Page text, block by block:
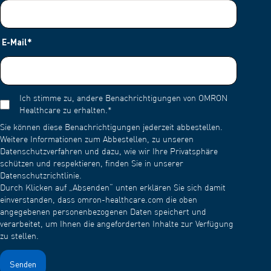
gereinigt werden. Wischen Sie das Gehäuse ab und trocknen Sie
Der Luftfilter sollte nicht gewaschen werden. Sollte er nass
vermeiden.
Speziell bei einem Netzvernebler: Die Netzkappe sollte nach
jedem Gebrauch gereinigt werden:
Füllen Sie den Medikamentenbehälter mit Wasser und
vernebeln Sie das Wasser. Um zu verhindern, dass das
Medikament nach dem Gebrauch eintrocknet und am Netz
haften bleibt, vernebeln Sie das Wasser 1 bis 2 Minuten
lang.
Waschen Sie dann die Netzkappe mit einem milden
(neutralen) Reinigungsmittel und spülen Sie sie mit klarem
Wasser ab. Lassen Sie sie an einem sauberen Ort an der
Luft trocknen.
E-Mail*
Ich stimme zu, andere Benachrichtigungen von OMRON
Healthcare zu erhalten.*
Sie können diese Benachrichtigungen jederzeit abbestellen.
Weitere Informationen zum Abbestellen, zu unseren
Datenschutzverfahren und dazu, wie wir Ihre Privatsphäre
schützen und respektieren, finden Sie in unserer
Datenschutzrichtlinie.
Durch Klicken auf „Absenden“ unten erklären Sie sich damit
einverstanden, dass omron-healthcare.com die oben
angegebenen personenbezogenen Daten speichert und
verarbeitet, um Ihnen die angeforderten Inhalte zur Verfügung
zu stellen.